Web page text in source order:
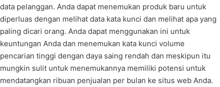
data pelanggan. Anda dapat menemukan produk baru untuk
diperluas dengan melihat data kata kunci dan melihat apa yang
paling dicari orang. Anda dapat menggunakan ini untuk
keuntungan Anda dan menemukan kata kunci volume
pencarian tinggi dengan daya saing rendah dan meskipun itu
mungkin sulit untuk menemukannya memiliki potensi untuk
mendatangkan ribuan penjualan per bulan ke situs web Anda.